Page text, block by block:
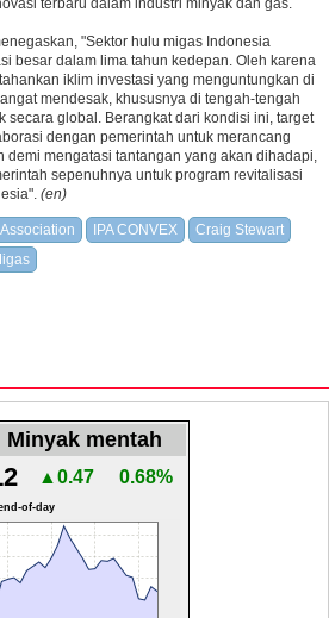
terbaru dalam industri minyak dan gas.
"Sektor hulu migas Indonesia
besar dalam lima tahun kedepan. Oleh karena
iklim investasi yang menguntungkan di
mendesak, khususnya di tengah-tengah
secara global. Berangkat dari kondisi ini, target
dengan pemerintah untuk merancang
demi mengatasi tantangan yang akan dihadapi,
sepenuhnya untuk program revitalisasi
(en)
IPA CONVEX
Craig Stewart
Minyak mentah
▲0.47 0.68%
of-day